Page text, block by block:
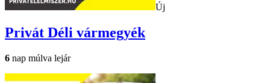
Új
Privát Déli vármegyék
6 nap múlva lejár